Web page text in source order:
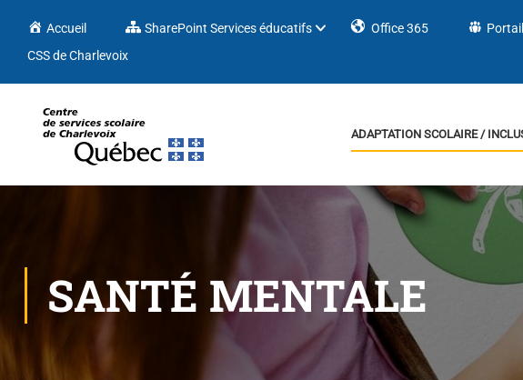
Accueil SharePoint Services éducatifs Office 365
CSS de Charlevoix
ADAPTATION SCOLAIRE /
SANTÉ MENTALE